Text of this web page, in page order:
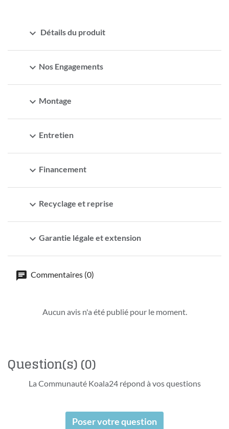
expand_more Détails du produit
expand_more Nos Engagements
expand_more Montage
expand_more Entretien
expand_more Financement
expand_more Recyclage et reprise
expand_more Garantie légale et extension
Commentaires (0)
Aucun avis n'a été publié pour le moment.
Question(s)(0)
La Communauté Koala24 répond à vos questions
Poser votre question